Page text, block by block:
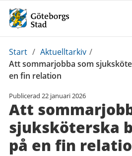
Du
är
här:
Start / Aktuelltarkiv /
Att sommarjobba som
en fin relation
Publicerad 22 januari 2026
Att
sjuksköterska
på en fin